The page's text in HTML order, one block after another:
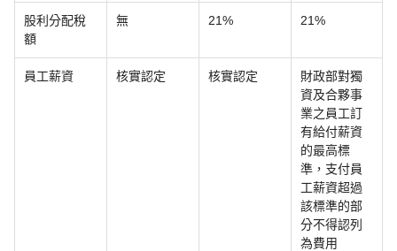
股利分配稅
額
無 21% 21%
員工薪資 核實認定 核實認定
財政部對獨
資及合夥事
業之員工訂
有給付薪資
的最高標
準，支付員
工薪資超過
該標準的部
分不得認列
為費用